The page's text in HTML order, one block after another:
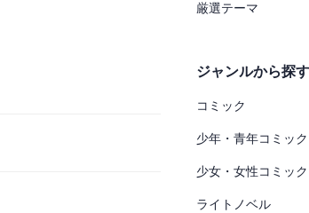
厳選テーマ
ジャンルから探す
コミック
少年・青年コミック
少女・女性コミック
ライトノベル